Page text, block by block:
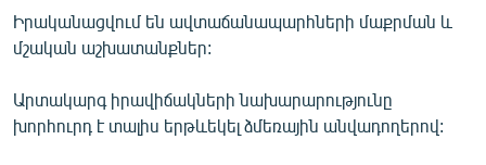
ՀԵՏԵՎԵՔ ՄԵԶ
Իրականացվում են ավտաճանապարհների մաքրման և
մշական աշխատանքներ:
Արտակարգ իրավիճակների նախարարությունը
խորհուրդ է տալիս երթևեկել ձմեռային անվադողերով: